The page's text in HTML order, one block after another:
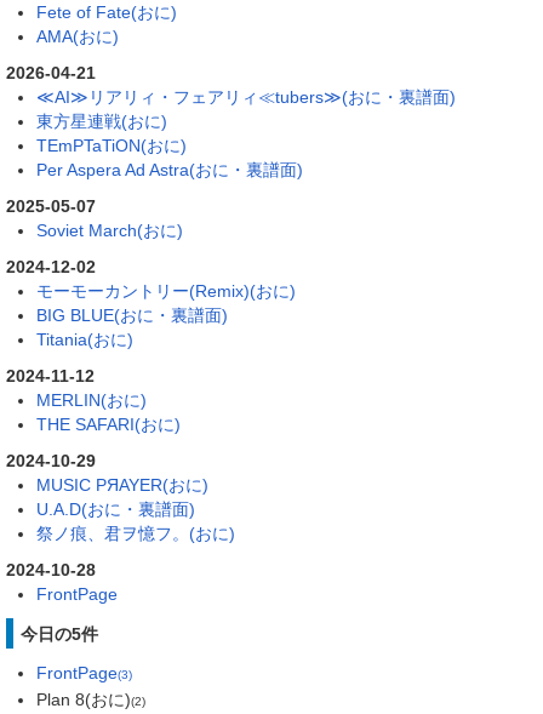
Fete of Fate(おに)
AMA(おに)
2026-04-21
≪AI≫リアリィ・フェアリィ≪tubers≫(おに・裏譜面)
東方星連戦(おに)
TEmPTaTiON(おに)
Per Aspera Ad Astra(おに・裏譜面)
2025-05-07
Soviet March(おに)
2024-12-02
モーモーカントリー(Remix)(おに)
BIG BLUE(おに・裏譜面)
Titania(おに)
2024-11-12
MERLIN(おに)
THE SAFARI(おに)
2024-10-29
MUSIC PЯAYER(おに)
U.A.D(おに・裏譜面)
祭ノ痕、君ヲ憶フ。(おに)
2024-10-28
FrontPage
今日の5件
FrontPage(3)
Plan 8(おに)(2)